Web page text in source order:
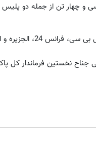
بیش از سی و چهار تن از جمله
بسیاری از شبکه های تلویزیونی
نخستین فرماندار کل